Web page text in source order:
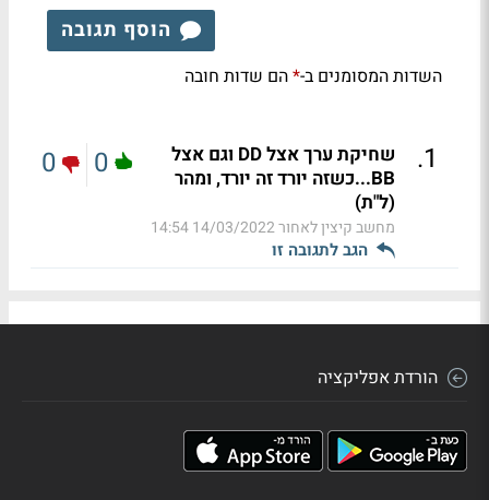
הוסף תגובה
השדות המסומנים ב-*הם שדות חובה
1
.
שחיקת ערך אצל DD וגם אצל
BB...כשזה יורד זה יורד, ומהר
(ל"ת)
מחשב קיצין לאחור14/03/2022 14:54
הגב לתגובה זו
0
0
הורדת אפליקציה